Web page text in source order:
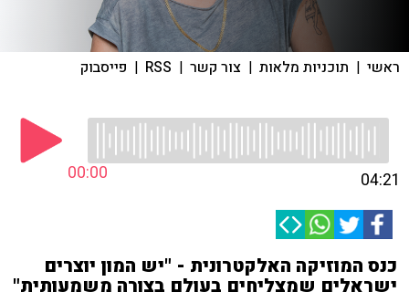
ראשי | תוכניות מלאות | צור קשר |
RSS
| פייסבוק
00:00 04:21
כנס המוזיקה האלקטרונית - "יש המון יוצרים
ישראלים שמצליחים בעולם בצורה משמעותית"